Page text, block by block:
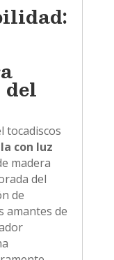
del
tocadiscos
con luz
madera
del
de
amantes de